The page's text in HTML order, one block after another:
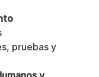
pruebas y